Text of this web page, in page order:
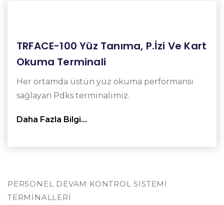
TRFACE-100 Yüz Tanıma, P.İzi Ve Kart
Okuma Terminali
Her ortamda üstün yüz okuma performansı
sağlayan Pdks terminalimiz.
Daha Fazla Bilgi…
PERSONEL DEVAM KONTROL SİSTEMİ
TERMİNALLERİ